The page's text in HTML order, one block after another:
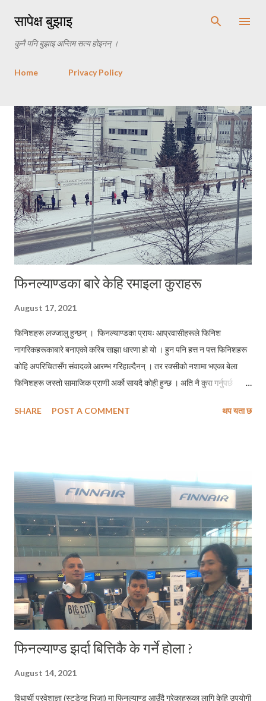
सापेक्ष बुझाइ
कुनै पनि बुझाइ अन्तिम सत्य होइनन् ।
Home Privacy Policy
फिनल्याण्डका बारे केहि रमाइला कुराहरू
August 17, 2021
फिनिशहरू लज्जालु हुन्छन् । फिनल्याण्डका प्रायः आप्रवासीहरूले फिनिश
नागरिकहरूकाबारे बनाएको करिब साझा धारणा हो यो । हुन पनि हत्त न पत्त फिनिशहरू
कोहि अपरिचितसँग संवादको आरम्भ गरिहाल्दैनन् । तर रक्सीको नशामा भएका बेला
फिनिशहरू जस्तो सामाजिक प्राणी अर्को सायदै कोही हुन्छ । अति नै कुरा गर्नुपर्छ
जान्नुपर्ने थुप्रै विषयहरू छन् । जस्तै -- समयको परिपालना समयको परिपालना गर्ने
त्यो प्रायः गरी ठ्याक्कै समयमैं हुने गर्दछ । कसैलाई पनि कुनै समय दिएपछि वा कसैबाट
भेटघाट गर्ने एउटा निश्चित समय लिएपछि समयभन्दा २, ४ मिनेट अगावै पुग्नु राम्रै
मानिन्छ । तर दिए या लिएको समयभन्दा ढिला हुनु उक्त ब्यक्तिको अनादर गर्नु सरोबर नै
मानिन्छ । तसर्थः समयको परिपालना गर्न सिक्नु फिनिश समाजमा घुलमिल हुनका लाग...
SHARE POST A COMMENT थप यता छ
फिनल्याण्ड झर्दा बित्तिकै के गर्ने होला ?
August 14, 2021
विधार्थी प्रवेशाज्ञा (स्टुडेन्ड भिजा) मा फिनल्याण्ड आउँदै गरेकाहरूका लागि केहि उपयोगी